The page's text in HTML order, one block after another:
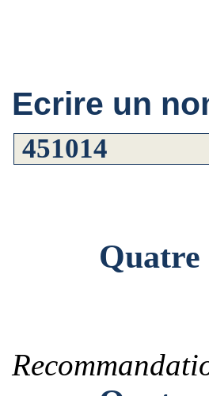
Ecrire un
Quatre